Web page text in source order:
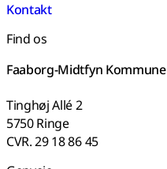
Kontakt
Find os
Faaborg-Midtfyn Kommune
Tinghøj Allé 2
5750 Ringe
CVR. 29 18 86 45